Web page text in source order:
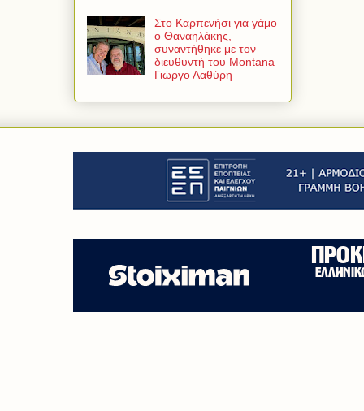
Στο Καρπενήσι για γάμο
ο Θαναηλάκης,
συναντήθηκε με τον
διευθυντή του Montana
Γιώργο Λαθύρη